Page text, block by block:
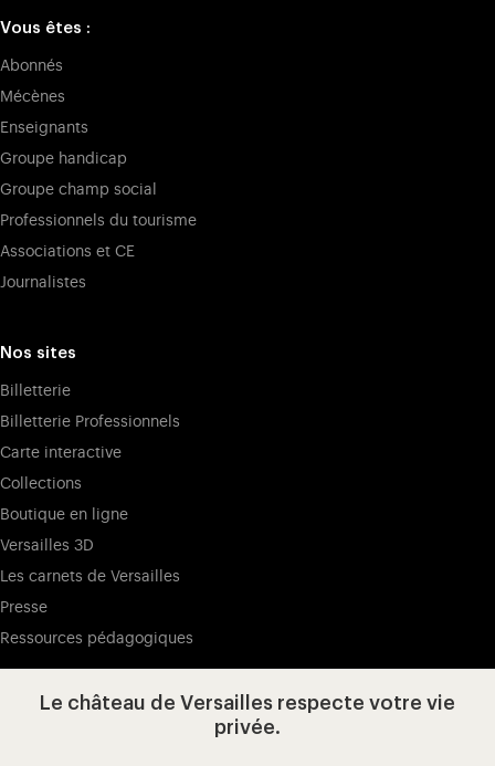
Vous êtes :
Abonnés
Mécènes
Enseignants
Groupe handicap
Groupe champ social
Professionnels du tourisme
Associations et CE
Journalistes
Nos sites
Billetterie
Billetterie Professionnels
Carte interactive
Collections
Boutique en ligne
Versailles 3D
Les carnets de Versailles
Presse
Ressources pédagogiques
Visitez notre Facebook (ouverture
Visitez notre X (ouverture dans un
Visitez notre Instagram
Visitez notre YouTube
Le château de Versailles respecte votre vie
privée.